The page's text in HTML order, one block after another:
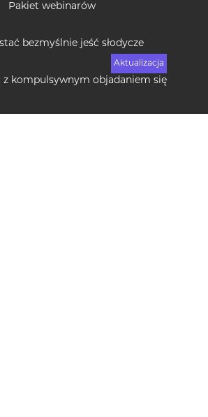
Pakiet webinarów
bezmyślnie jeść słodycze
z kompulsywnym objadaniem się